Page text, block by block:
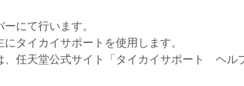
にて行います。
タイカイサポートを使用します。
、任天堂公式サイト「タイカイサポート ヘル